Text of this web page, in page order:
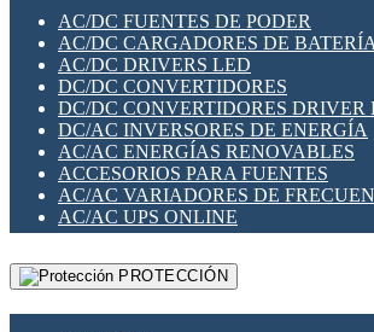
SWITCH Y MICROSWITCH
TARJETAS PI
UNIÓN Y DERIVACIÓN DE CABLE
PLACAS MODULARES IOT
SWITCHES Y REDES WIFI
SOLUCIONES IOT
SOLUCIONES LORAWAN
SOLUCIONES RED CELULAR
SEGURIDAD PARA REDES
SWITCHES LAN
TELEFONÍA IP (VOIP)
VIGILANCIA IP (CCTV)
MESHTASTIC
AC/DC FUENTES DE PODER
AC/DC CARGADORES DE BATERÍA
AC/DC DRIVERS LED
DC/DC CONVERTIDORES
DC/DC CONVERTIDORES DRIVER
DC/AC INVERSORES DE ENERGÍA
AC/AC ENERGÍAS RENOVABLES
ACCESORIOS PARA FUENTES
AC/AC VARIADORES DE
AC/AC UPS ONLINE
PROTECCIÓN